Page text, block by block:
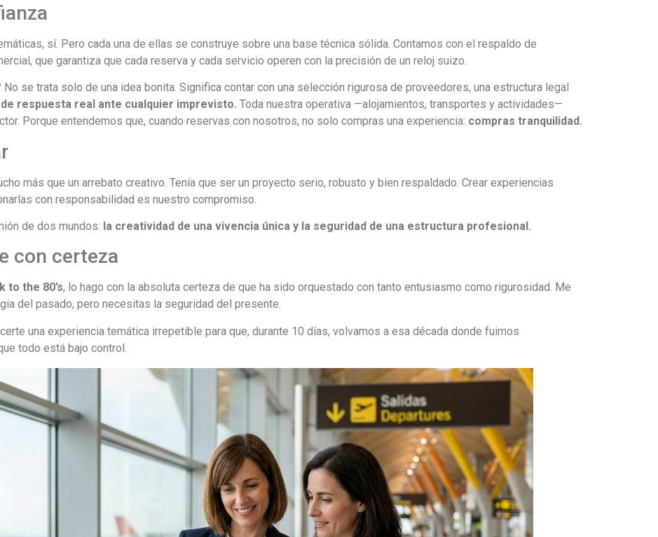
sí. Pero cada una de ellas se construye sobre una base técnica sólida. Contamos con el respaldo de
que garantiza que cada reserva y cada servicio operen con la precisión de un reloj suizo.
No se trata solo de una idea bonita. Significa contar con una selección rigurosa de proveedores, una estructura legal
respuesta real ante cualquier imprevisto. Toda nuestra operativa —alojamientos, transportes y actividades—
Porque entendemos que, cuando reservas con nosotros, no solo compras una experiencia: compras tranquilidad.
más que un arrebato creativo. Tenía que ser un proyecto serio, robusto y bien respaldado. Crear experiencias
con responsabilidad es nuestro compromiso.
de dos mundos: la creatividad de una vivencia única y la seguridad de una estructura profesional.
con certeza
to the 80’s, lo hago con la absoluta certeza de que ha sido orquestado con tanto entusiasmo como rigurosidad. Me
del pasado, pero necesitas la seguridad del presente.
una experiencia temática irrepetible para que, durante 10 días, volvamos a esa década donde fuimos
todo está bajo control.